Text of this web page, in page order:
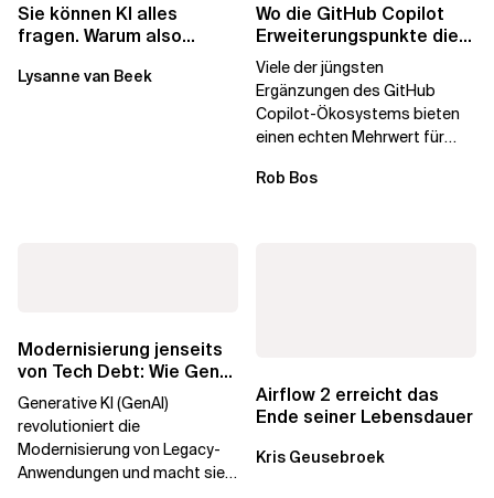
Sie können KI alles
fragen. Warum also
noch?
Lysanne van Beek
Wo die GitHub Copilot
Erweiterungspunkte die
Governance brechen
Viele der jüngsten
Ergänzungen des GitHub
Copilot-Ökosystems bieten
einen echten Mehrwert für
aber auch die...
Rob Bos
Modernisierung jenseits
von Tech Debt: Wie GenAI
die
Unternehmenstransformation...
Generative KI (GenAI)
revolutioniert die
Modernisierung von Legacy-
Anwendungen und macht sie
Airflow 2 erreicht das
Ende seiner Lebensdauer
Kris Geusebroek